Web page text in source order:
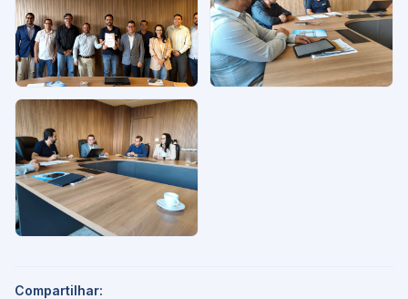
Compartilhar: